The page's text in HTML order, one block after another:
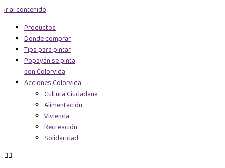
Ir al contenido
Productos
Donde comprar
Tips para pintar
Popayán se pinta
con Colorvida
Acciones Colorvida
Cultura Ciudadana
Alimentación
Vivienda
Recreación
Solidaridad